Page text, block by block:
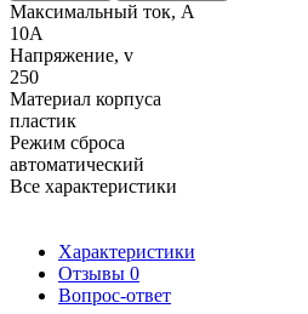
Максимальный ток, А
10A
Напряжение, v
250
Материал корпуса
пластик
Режим сброса
автоматический
Все характеристики
Характеристики
Отзывы 0
Вопрос-ответ